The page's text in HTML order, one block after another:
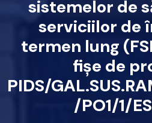
sistemelor de
serviciilor de
termen lung
fișe de
PIDS/
/PO1/1/